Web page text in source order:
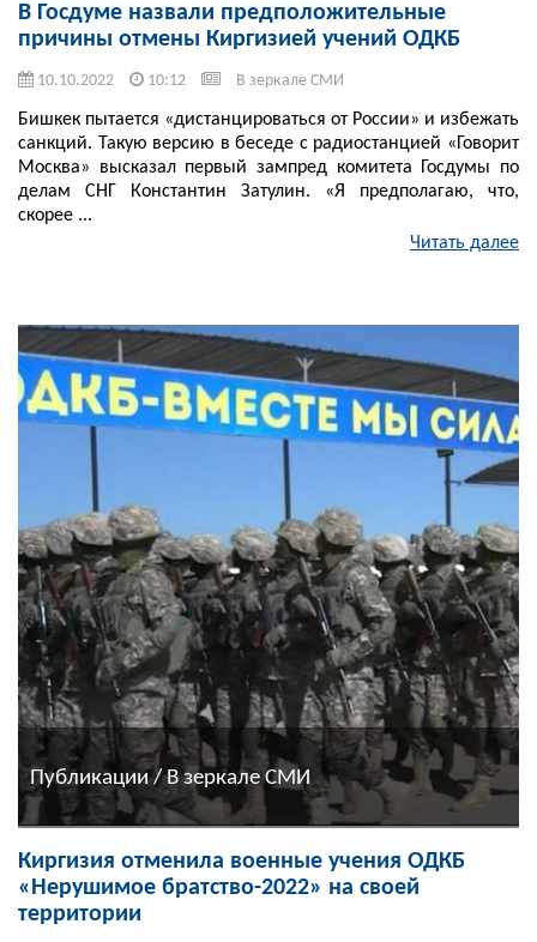
В Госдуме назвали предположительные
причины отмены Киргизией учений ОДКБ
10.10.2022 10:12 В зеркале СМИ
Бишкек пытается «дистанцироваться от России» и избежать
санкций. Такую версию в беседе с радиостанцией «Говорит
Москва» высказал первый зампред комитета Госдумы по
делам СНГ Константин Затулин. «Я предполагаю, что,
скорее ...
Читать далее
Публикации / В зеркале СМИ
Киргизия отменила военные учения ОДКБ
«Нерушимое братство-2022» на своей
территории